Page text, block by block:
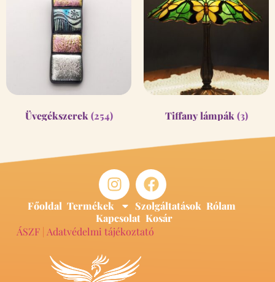
Üvegékszerek (254) Tiffany lámpák (3)
Főoldal Termékek Szolgáltatások Rólam
Kapcsolat Kosár
ÁSZF| Adatvédelmi tájékoztató